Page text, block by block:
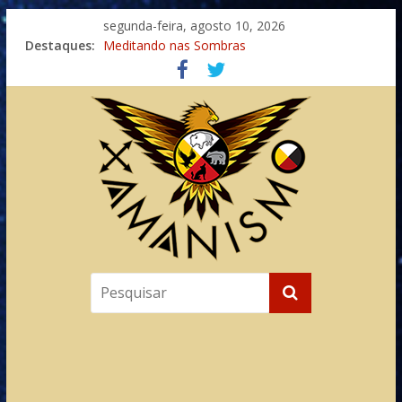
segunda-feira, agosto 10, 2026
Destaques: Meditando nas Sombras
Autosuficiência: A Jornada do Espírito Ancestral
Xamanismo Universal
Totens – Caminho Espiritual – Crescimento
Imaginação na Cura